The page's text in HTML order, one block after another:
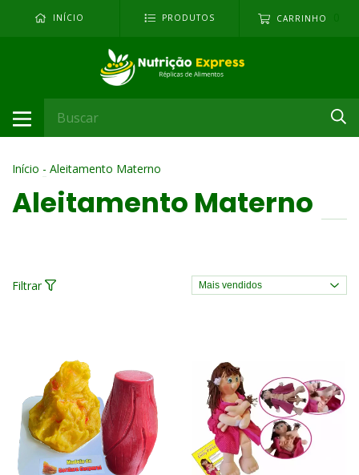
INÍCIO PRODUTOS CARRINHO
Início - Aleitamento Materno
Aleitamento Materno
Filtrar